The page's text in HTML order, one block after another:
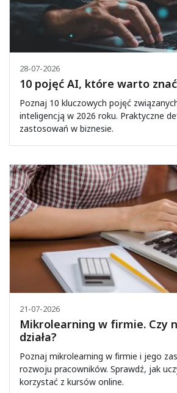
28-07-2026
10 pojęć AI, które warto
Poznaj 10 kluczowych pojęć
inteligencją w 2026 roku. Praktyczne
zastosowań w biznesie.
21-07-2026
Mikrolearning w firmie. Czy
działa?
Poznaj mikrolearning w firmie i jego
rozwoju pracowników. Sprawdź, jak
korzystać z kursów online.